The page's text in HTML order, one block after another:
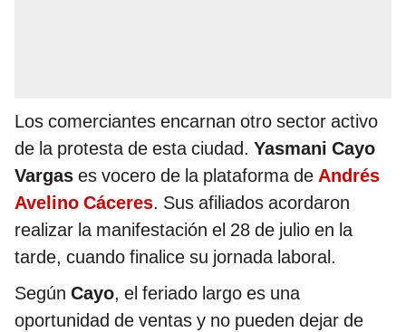
Los comerciantes encarnan otro sector activo
de la protesta de esta ciudad. Yasmani Cayo
Vargas es vocero de la plataforma de Andrés
Avelino Cáceres. Sus afiliados acordaron
realizar la manifestación el 28 de julio en la
tarde, cuando finalice su jornada laboral.
Según Cayo, el feriado largo es una
oportunidad de ventas y no pueden dejar de